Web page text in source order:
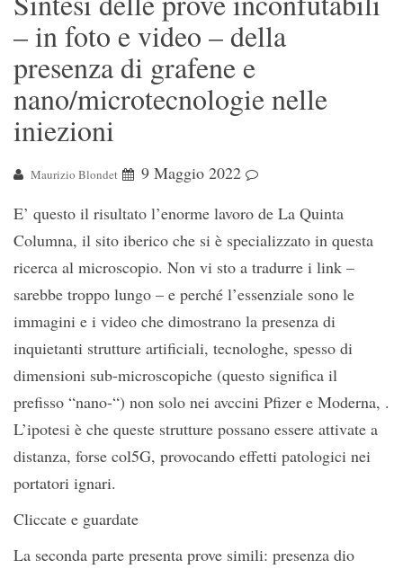
– in foto e video – della
presenza di grafene e
nano/microtecnologie nelle
iniezioni
Maurizio Blondet
9 Maggio 2022
E’ questo il risultato l’enorme lavoro de La Quinta
Columna, il sito iberico che si è specializzato in questa
ricerca al microscopio. Non vi sto a tradurre i link –
sarebbe troppo lungo – e perché l’essenziale sono le
immagini e i video che dimostrano la presenza di
inquietanti strutture artificiali, tecnologhe, spesso di
dimensioni sub-microscopiche (questo significa il
prefisso “nano-“) non solo nei avccini Pfizer e Moderna, .
L’ipotesi è che queste strutture possano essere attivate a
distanza, forse col5G, provocando effetti patologici nei
portatori ignari.
Cliccate e guardate
La seconda parte presenta prove simili: presenza dio